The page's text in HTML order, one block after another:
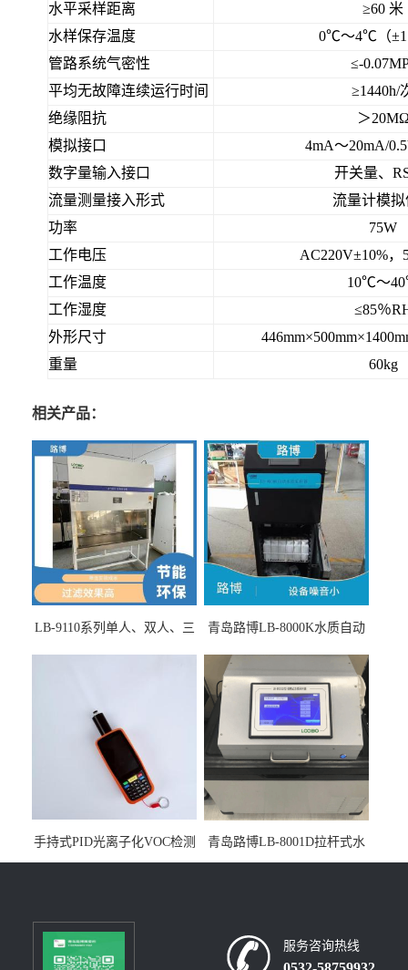
水平采样距离
≥60 米
水样保存温度
0℃～4℃（
管路系统气密性
≤-
平均无故障连续运行时间
≥1440h/
绝缘阻抗
＞20M
模拟接口
4mA～20mA/
数字量输入接口
开关量、
流量测量接入形式
流量计模拟
功率
75W
工作电压
AC220V±10%，
工作温度
10℃～
工作湿度
≤85％
外形尺寸
重量
60kg
相关产品：
LB-9110系列单人、双人、三
青岛路博LB-8000K水质自动
手持式PID光离子化VOC检测
仪（挥发性有机物设备）
青岛路博LB-8001D拉杆式水
质采样器
服务咨询热线